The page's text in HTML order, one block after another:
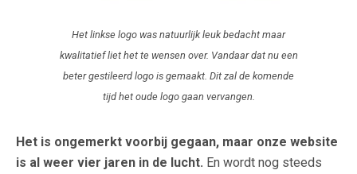
Het linkse logo was natuurlijk leuk bedacht maar
kwalitatief liet het te wensen over. Vandaar dat nu een
beter gestileerd logo is gemaakt. Dit zal de komende
tijd het oude logo gaan vervangen.
Het is ongemerkt voorbij gegaan, maar onze website
is al weer vier jaren in de lucht. En wordt nog steeds